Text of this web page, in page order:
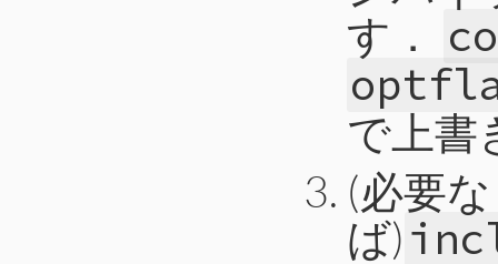
す．
で上書
(必要
ば)